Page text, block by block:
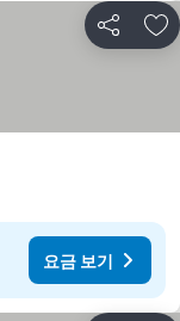
공유 즐
요금 보기